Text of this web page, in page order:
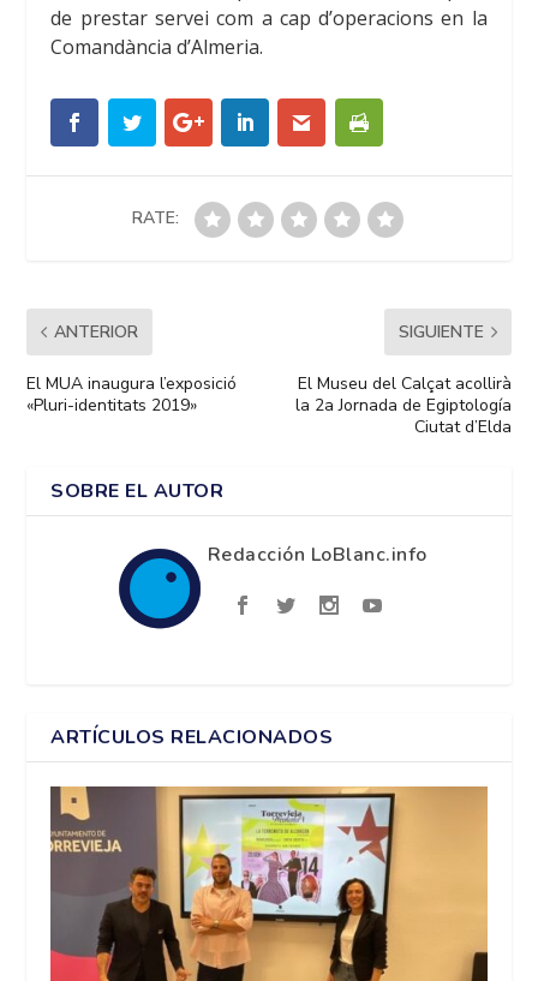
de prestar servei com a cap d’operacions en la
Comandància d’Almeria.
RATE:
ANTERIOR
El MUA inaugura l’exposició
«Pluri-identitats 2019»
SIGUIENTE
El Museu del Calçat acollirà
la 2a Jornada de Egiptología
Ciutat d’Elda
SOBRE EL AUTOR
Redacción LoBlanc.info
ARTÍCULOS RELACIONADOS